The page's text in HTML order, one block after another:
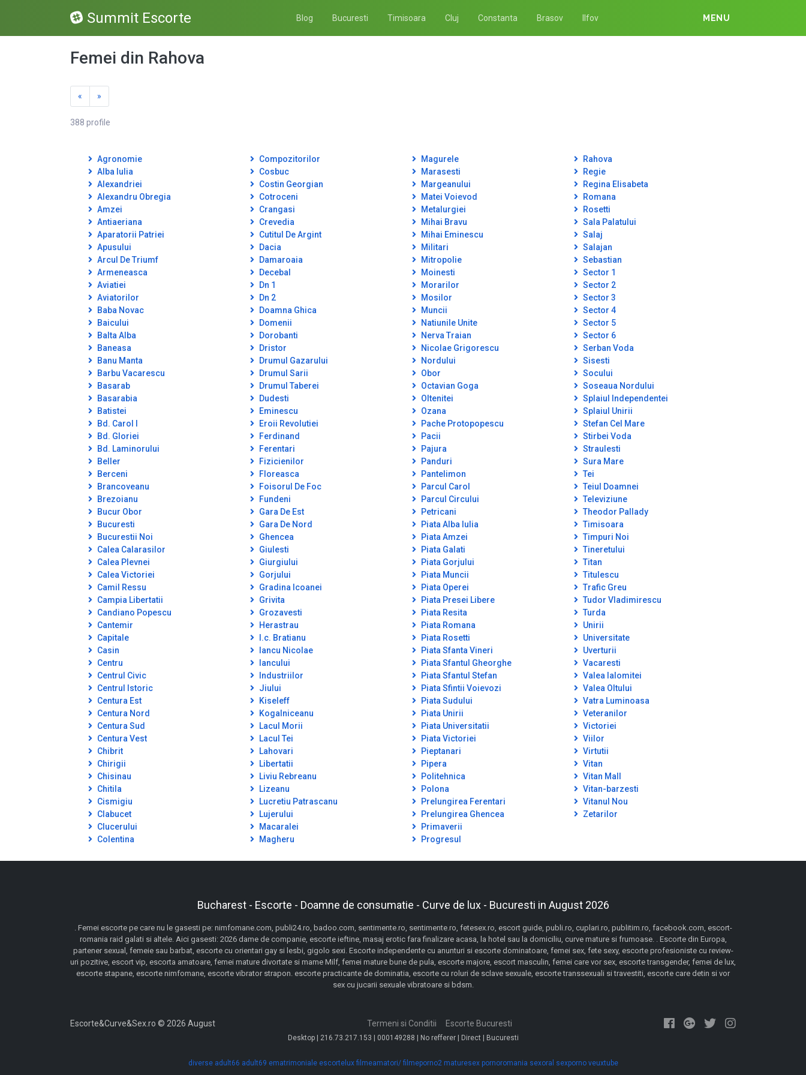
Summit Escorte Blog Bucuresti Timisoara Cluj Constanta Brasov Ilfov MENU
Femei din Rahova
« »
388 profile
Agronomie
Alba Iulia
Alexandriei
Alexandru Obregia
Amzei
Antiaeriana
Aparatorii Patriei
Apusului
Arcul De Triumf
Armeneasca
Aviatiei
Aviatorilor
Baba Novac
Baicului
Balta Alba
Baneasa
Banu Manta
Barbu Vacarescu
Basarab
Basarabia
Batistei
Bd. Carol I
Bd. Gloriei
Bd. Laminorului
Beller
Berceni
Brancoveanu
Brezoianu
Bucur Obor
Bucuresti
Bucurestii Noi
Calea Calarasilor
Calea Plevnei
Calea Victoriei
Camil Ressu
Campia Libertatii
Candiano Popescu
Cantemir
Capitale
Casin
Centru
Centrul Civic
Centrul Istoric
Centura Est
Centura Nord
Centura Sud
Centura Vest
Chibrit
Chirigii
Chisinau
Chitila
Cismigiu
Clabucet
Clucerului
Colentina
Compozitorilor
Cosbuc
Costin Georgian
Cotroceni
Crangasi
Crevedia
Cutitul De Argint
Dacia
Damaroaia
Decebal
Dn 1
Dn 2
Doamna Ghica
Domenii
Dorobanti
Dristor
Drumul Gazarului
Drumul Sarii
Drumul Taberei
Dudesti
Eminescu
Eroii Revolutiei
Ferdinand
Ferentari
Fizicienilor
Floreasca
Foisorul De Foc
Fundeni
Gara De Est
Gara De Nord
Ghencea
Giulesti
Giurgiului
Gorjului
Gradina Icoanei
Grivita
Grozavesti
Herastrau
I.c. Bratianu
Iancu Nicolae
Iancului
Industriilor
Jiului
Kiseleff
Kogalniceanu
Lacul Morii
Lacul Tei
Lahovari
Libertatii
Liviu Rebreanu
Lizeanu
Lucretiu Patrascanu
Lujerului
Macaralei
Magheru
Magurele
Marasesti
Margeanului
Matei Voievod
Metalurgiei
Mihai Bravu
Mihai Eminescu
Militari
Mitropolie
Moinesti
Morarilor
Mosilor
Muncii
Natiunile Unite
Nerva Traian
Nicolae Grigorescu
Nordului
Obor
Octavian Goga
Oltenitei
Ozana
Pache Protopopescu
Pacii
Pajura
Panduri
Pantelimon
Parcul Carol
Parcul Circului
Petricani
Piata Alba Iulia
Piata Amzei
Piata Galati
Piata Gorjului
Piata Muncii
Piata Operei
Piata Presei Libere
Piata Resita
Piata Romana
Piata Rosetti
Piata Sfanta Vineri
Piata Sfantul Gheorghe
Piata Sfantul Stefan
Piata Sfintii Voievozi
Piata Sudului
Piata Unirii
Piata Universitatii
Piata Victoriei
Pieptanari
Pipera
Politehnica
Polona
Prelungirea Ferentari
Prelungirea Ghencea
Primaverii
Progresul
Rahova
Regie
Regina Elisabeta
Romana
Rosetti
Sala Palatului
Salaj
Salajan
Sebastian
Sector 1
Sector 2
Sector 3
Sector 4
Sector 5
Sector 6
Serban Voda
Sisesti
Socului
Soseaua Nordului
Splaiul Independentei
Splaiul Unirii
Stefan Cel Mare
Stirbei Voda
Straulesti
Sura Mare
Tei
Teiul Doamnei
Televiziune
Theodor Pallady
Timisoara
Timpuri Noi
Tineretului
Titan
Titulescu
Trafic Greu
Tudor Vladimirescu
Turda
Unirii
Universitate
Uverturii
Vacaresti
Valea Ialomitei
Valea Oltului
Vatra Luminoasa
Veteranilor
Victoriei
Viilor
Virtutii
Vitan
Vitan Mall
Vitan-barzesti
Vitanul Nou
Zetarilor
Bucharest - Escorte - Doamne de consumatie - Curve de lux - Bucuresti in August 2026
. Femei escorte pe care nu le gasesti pe: nimfomane.com, publi24.ro, badoo.com, sentimente.ro, sentimente.ro, fetesex.ro, escort guide, publi.ro, cuplari.ro, publitim.ro, facebook.com, escort-
romania raid galati si altele. Aici gasesti: 2026 dame de companie, escorte ieftine, masaj erotic fara finalizare acasa, la hotel sau la domiciliu, curve mature si frumoase. . Escorte din Europa,
partener sexual, femeie sau barbat, escorte cu orientari gay si lesbi, gigolo sexi. Escorte independente cu anunturi si escorte dominatoare, femei sex, fete sexy, escorte profesioniste cu review-
uri pozitive, escort vip, escorta amatoare, femei mature divortate si mame Milf, femei mature bune de pula, escorte majore, escort masculin, femei care vor sex, escorte transgender, femei de lux,
escorte stapane, escorte nimfomane, escorte vibrator strapon. escorte practicante de dominatia, escorte cu roluri de sclave sexuale, escorte transsexuali si travestiti, escorte care detin si vor
sex cu jucarii sexuale vibratoare si bdsm.
Escorte&Curve&Sex.ro © 2026 August Termeni si Conditii Escorte Bucuresti
Desktop | 216.73.217.153 | 000149288 | No refferer | Direct | Bucuresti
diverse adult66 adult69 ematrimoniale escortelux filmeamatori/ filmeporno2 maturesex pornoromania sexoral sexporno veuxtube